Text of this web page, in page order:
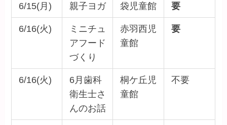
6/15(月) 親子ヨガ 袋児童館 要
6/16(火)
ミニチュ
アフード
づくり
赤羽西児
童館
要
6/16(火)
6月歯科
衛生士さ
んのお話
桐ケ丘児
童館
不要